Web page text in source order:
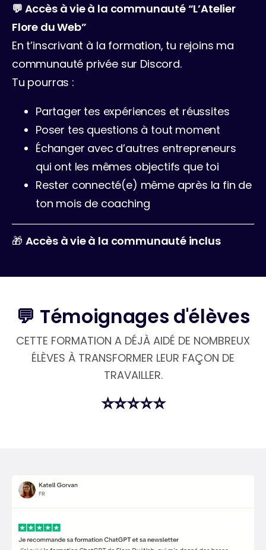
💬 Accès à vie à la communauté “L’Atelier
Flore du Web”
En t’inscrivant à la formation, tu rejoins ma
communauté privée sur Discord.
Tu pourras :
Partager tes expériences et réussites
Poser tes questions à tout moment
Échanger avec d’autres entrepreneurs
qui ont les mêmes objectifs que toi
Rester connecté(e) même après la fin de
ton mois de coaching
🎁 Accès à vie à la communauté inclus
💬 Témoignages d'élèves
CETTE FORMATION A DÉJÀ AIDÉ DE NOMBREUX
ÉLÈVES À TRANSFORMER LEUR FAÇON DE
TRAVAILLER.
⭐️⭐️⭐️⭐️⭐️